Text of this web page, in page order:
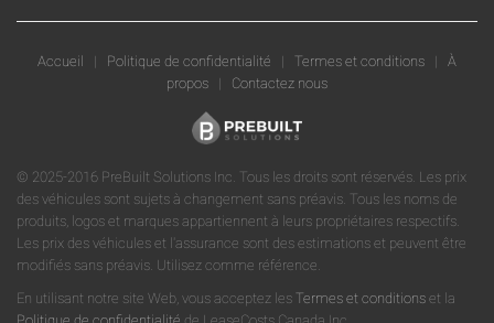
Accueil | Politique de confidentialité | Termes et conditions | À
propos | Contactez nous
© 2025-2016 PreBuilt Solutions Inc. Tous les droits sont réservés. Les prix
des véhicules sont sujets à changement sans préavis. Tous les noms de
produits, logos et marques appartiennent à leurs propriétaires respectifs.
Les prix des véhicules et l'assurance sont des estimations et peuvent être
modifiés sans préavis. Utilisez comme référence.
En utilisant notre site Web, vous acceptez les Termes et conditions et la